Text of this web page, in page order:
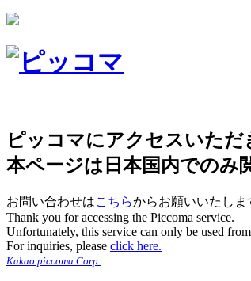
ピッコマにアクセスいただ
本ページは日本国内でのみ
お問い合わせはこちらからお願いいたしま
Thank you for accessing the Piccoma service.
Unfortunately, this service can only be used
For inquiries, please click here.
Kakao piccoma Corp.